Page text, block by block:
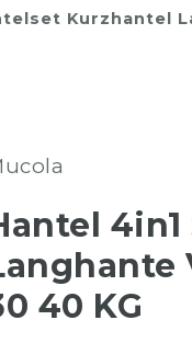
Kurzhantel
40 KG